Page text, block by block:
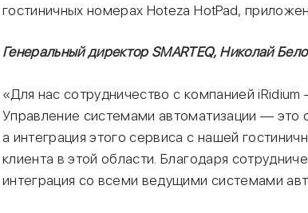
гостиничных номерах Hoteza HotPad,
Генеральный директор SMARTEQ, Николай
«Для нас сотрудничество с компанией
Управление системами автоматизации — это
а интеграция этого сервиса с нашей
клиента в этой области. Благодаря
интеграция со всеми ведущими системами